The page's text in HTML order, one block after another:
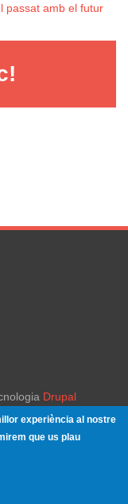
passat amb el futur
Drupal
experiència al nostre
que us plau